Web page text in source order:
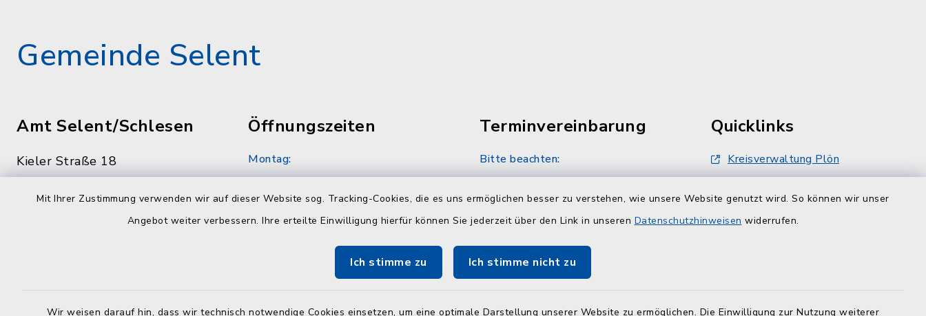
Mit Ihrer Zustimmung verwenden wir auf dieser Website sog. Tracking-Cookies, die es uns ermöglichen besser zu verstehen, wie unsere Website genutzt wird. So können wir unser
Angebot weiter verbessern. Ihre erteilte Einwilligung hierfür können Sie jederzeit über den Link in unseren Datenschutzhinweisen widerrufen.
Ich stimme zu Ich stimme nicht zu
Wir weisen darauf hin, dass wir technisch notwendige Cookies einsetzen, um eine optimale Darstellung unserer Website zu ermöglichen. Die Einwilligung zur Nutzung weiterer
Gemeinde Selent
Amt Selent/Schlesen
Kieler Straße 18
24238 Selent
Öffnungszeiten
Montag:
8.30 - 12.30 Uhr
Dienstag:
Terminvereinbarung
Bitte beachten:
Sozialamt und Wohngeldamt nur
nach telefonischer Vereinbarung
unter 04384 5979-11 oder -12
Quicklinks
Kreisverwaltung Plön
ZuFiSH